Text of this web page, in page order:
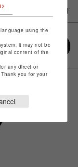
using the
it may not be
content of the
any direct or
you for your